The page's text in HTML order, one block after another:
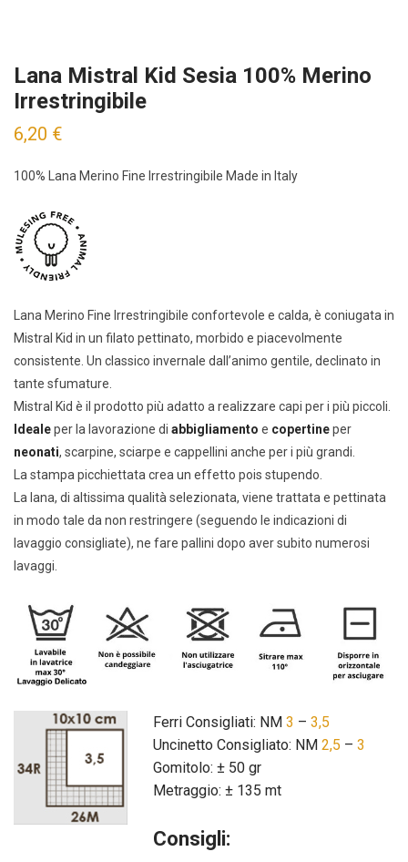
Lana Mistral Kid Sesia 100% Merino
Irrestringibile
6,20 €
100% Lana Merino Fine Irrestringibile Made in Italy
Lana Merino Fine Irrestringibile confortevole e calda, è coniugata in
Mistral Kid in un filato pettinato, morbido e piacevolmente
consistente. Un classico invernale dall’animo gentile, declinato in
tante sfumature.
Mistral Kid è il prodotto più adatto a realizzare capi per i più piccoli.
Idealeper la lavorazione di abbigliamento e copertineper
neonati, scarpine, sciarpe e cappellini anche per i più grandi.
La stampa picchiettata crea un effetto pois stupendo.
La lana, di altissima qualità selezionata, viene trattata e pettinata
in modo tale da non restringere (seguendo le indicazioni di
lavaggio consigliate), ne fare pallini dopo aver subito numerosi
lavaggi.
Ferri Consigliati: NM 3 – 3,5
Uncinetto Consigliato: NM 2,5 – 3
Gomitolo: ± 50 gr
Metraggio: ± 135 mt
Consigli: